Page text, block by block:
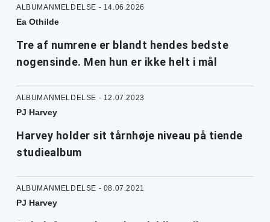
ALBUMANMELDELSE - 14.06.2026
Ea Othilde
Tre af numrene er blandt hendes bedste
nogensinde. Men hun er ikke helt i mål
ALBUMANMELDELSE - 12.07.2023
PJ Harvey
Harvey holder sit tårnhøje niveau på tiende
studiealbum
ALBUMANMELDELSE - 08.07.2021
PJ Harvey